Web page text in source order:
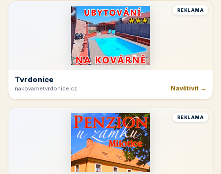
REKLAMA
Tvrdonice
nakovarnetvrdonice.cz Navštívit →
REKLAMA